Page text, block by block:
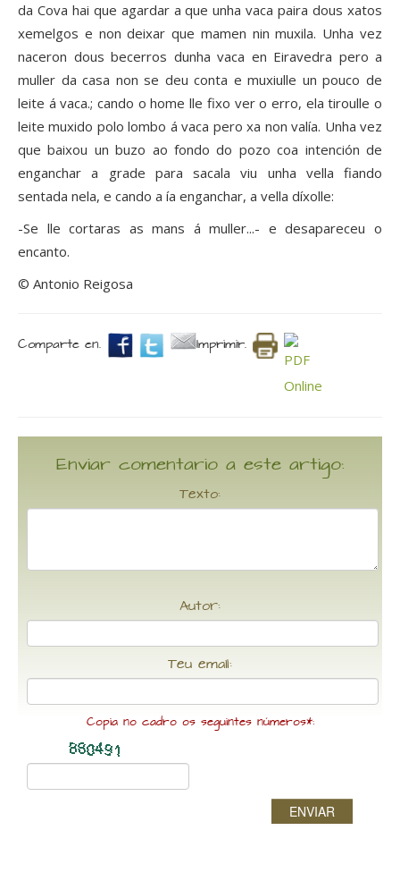
da Cova hai que agardar a que unha vaca paira dous xatos
xemelgos e non deixar que mamen nin muxila. Unha vez
naceron dous becerros dunha vaca en Eiravedra pero a
muller da casa non se deu conta e muxiulle un pouco de
leite á vaca.; cando o home lle fixo ver o erro, ela tiroulle o
leite muxido polo lombo á vaca pero xa non valía. Unha vez
que baixou un buzo ao fondo do pozo coa intención de
enganchar a grade para sacala viu unha vella fiando
sentada nela, e cando a ía enganchar, a vella díxolle:
-Se lle cortaras as mans á muller...- e desapareceu o
encanto.
© Antonio Reigosa
Comparte en. Imprimir.
Enviar comentario a este artigo:
Texto:
Autor:
Teu email:
Copia no cadro os seguintes números*:
ENVIAR